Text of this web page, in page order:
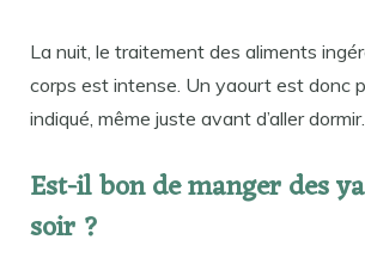
La nuit, le traitement des aliments
corps est intense. Un yaourt est donc
indiqué, même juste avant d’aller dormir.
Est-il bon de manger des
soir ?